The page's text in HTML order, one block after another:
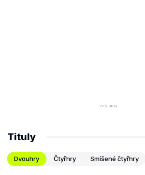
Tituly
Dvouhry Čtyřhry Smíšené čtyřhry